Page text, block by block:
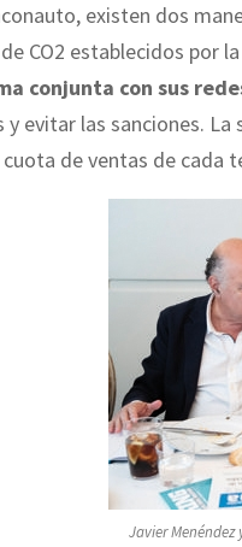
existen dos
CO2 establecidos por
conjunta con sus
y evitar las sanciones. La
de ventas de cada
Javier Menéndez